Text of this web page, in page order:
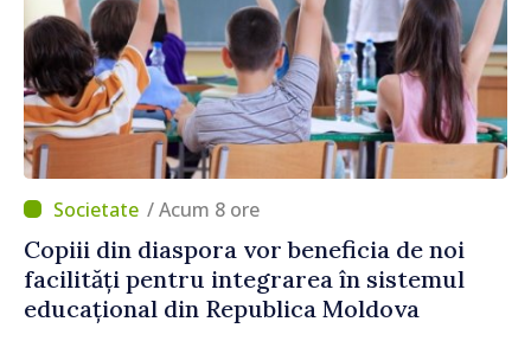
/ Acum 8 ore
Copiii din diaspora vor beneficia de noi
facilități pentru integrarea în sistemul
educațional din Republica Moldova